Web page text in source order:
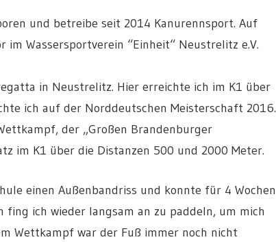
und betreibe seit 2014 Kanurennsport. Auf
Wassersportverein “Einheit“ Neustrelitz e.V.
in Neustrelitz. Hier erreichte ich im K1 über
ich auf der Norddeutschen Meisterschaft 2016.
der „Großen Brandenburger
im K1 über die Distanzen 500 und 2000 Meter.
einen Außenbandriss und konnte für 4 Wochen
ich wieder langsam an zu paddeln, um mich
Wettkampf war der Fuß immer noch nicht